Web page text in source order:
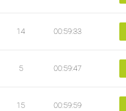
14 00:59:33
5 00:59:47
15 00:59:59